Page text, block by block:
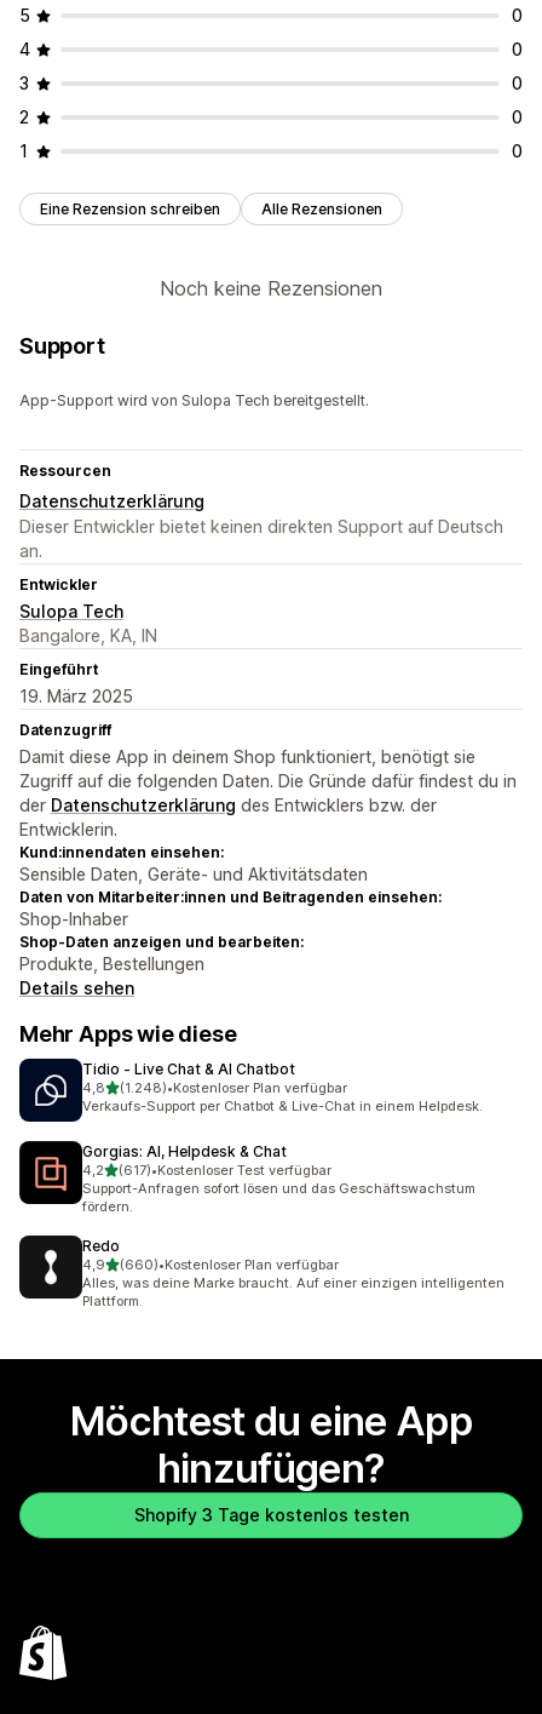
5
0
4
0
3
0
2
0
1
0
Eine Rezension schreiben Alle Rezensionen
Noch keine Rezensionen
Support
App-Support wird von Sulopa Tech bereitgestellt.
Ressourcen
Datenschutzerklärung
Dieser Entwickler bietet keinen direkten Support auf Deutsch
an.
Entwickler
Sulopa Tech
Bangalore, KA, IN
Eingeführt
19. März 2025
Datenzugriff
Damit diese App in deinem Shop funktioniert, benötigt sie
Zugriff auf die folgenden Daten. Die Gründe dafür findest du in
der Datenschutzerklärung des Entwicklers bzw. der
Entwicklerin.
Kund:innendaten einsehen:
Sensible Daten, Geräte- und Aktivitätsdaten
Daten von Mitarbeiter:innen und Beitragenden einsehen:
Shop-Inhaber
Shop-Daten anzeigen und bearbeiten:
Produkte, Bestellungen
Details sehen
Mehr Apps wie diese
Tidio ‑ Live Chat & AI Chatbot
4,8von 5 Sternen
(1.248)
1248 Rezensionen insgesamt
•Kostenloser Plan verfügbar
Verkaufs-Support per Chatbot & Live-Chat in einem Helpdesk.
Gorgias: AI, Helpdesk & Chat
4,2von 5 Sternen
(617)
617 Rezensionen insgesamt
•Kostenloser Test verfügbar
Support-Anfragen sofort lösen und das Geschäftswachstum
fördern.
Redo
4,9von 5 Sternen
(660)
660 Rezensionen insgesamt
•Kostenloser Plan verfügbar
Alles, was deine Marke braucht. Auf einer einzigen intelligenten
Plattform.
Möchtest du eine App
hinzufügen?
Shopify 3 Tage kostenlos testen